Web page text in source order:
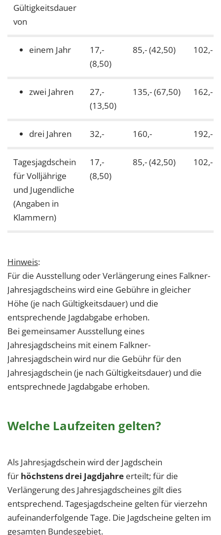
Gültigkeitsdauer
von
einem Jahr
17,-
(8,50)
85,- (42,50) 102,-
zwei Jahren
27,-
(13,50)
135,- (67,50) 162,-
drei Jahren 32,- 160,- 192,-
Tagesjagdschein
für Volljährige
und Jugendliche
(Angaben in
Klammern)
17,-
(8,50)
85,- (42,50) 102,-
Hinweis:
Für die Ausstellung oder Verlängerung eines Falkner-
Jahresjagdscheins wird eine Gebühre in gleicher
Höhe (je nach Gültigkeitsdauer) und die
entsprechende Jagdabgabe erhoben.
Bei gemeinsamer Ausstellung eines
Jahresjagdscheins mit einem Falkner-
Jahresjagdschein wird nur die Gebühr für den
Jahresjagdschein (je nach Gültigkeitsdauer) und die
entsprechnede Jagdabgabe erhoben.
Welche Laufzeiten gelten?
Als Jahresjagdschein wird der Jagdschein
für höchstens drei Jagdjahre erteilt; für die
Verlängerung des Jahresjagdscheines gilt dies
entsprechend. Tagesjagdscheine gelten für vierzehn
aufeinanderfolgende Tage. Die Jagdscheine gelten im
gesamten Bundesgebiet.